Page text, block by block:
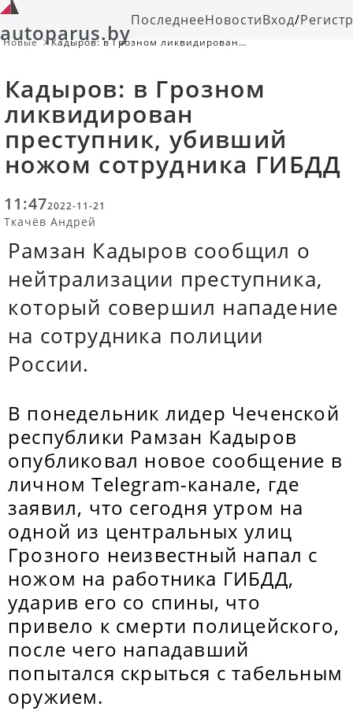
autoparus.byПоследнееНовостиВход/
Новые
Кадыров: в Грозном ликвидирован
Кадыров: в Грозном
ликвидирован
преступник, убивший
ножом сотрудника ГИБДД
11:472022-11-21
Ткачёв Андрей
Рамзан Кадыров сообщил о
нейтрализации преступника,
который совершил нападение
на сотрудника полиции
России.
В понедельник лидер Чеченской
республики Рамзан Кадыров
опубликовал новое сообщение в
личном Telegram-канале, где
заявил, что сегодня утром на
одной из центральных улиц
Грозного неизвестный напал с
ножом на работника ГИБДД,
ударив его со спины, что
привело к смерти полицейского,
после чего нападавший
попытался скрыться с табельным
оружием.